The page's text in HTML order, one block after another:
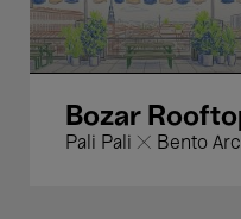
Bozar
Pali Pali ✕ Bento